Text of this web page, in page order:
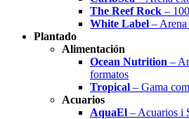
The Reef Rock –
White Label –
Plantado
Alimentación
Ocean Nutrition –
formatos
Tropical – Gama
Acuarios
AquaEl – Acuarios i